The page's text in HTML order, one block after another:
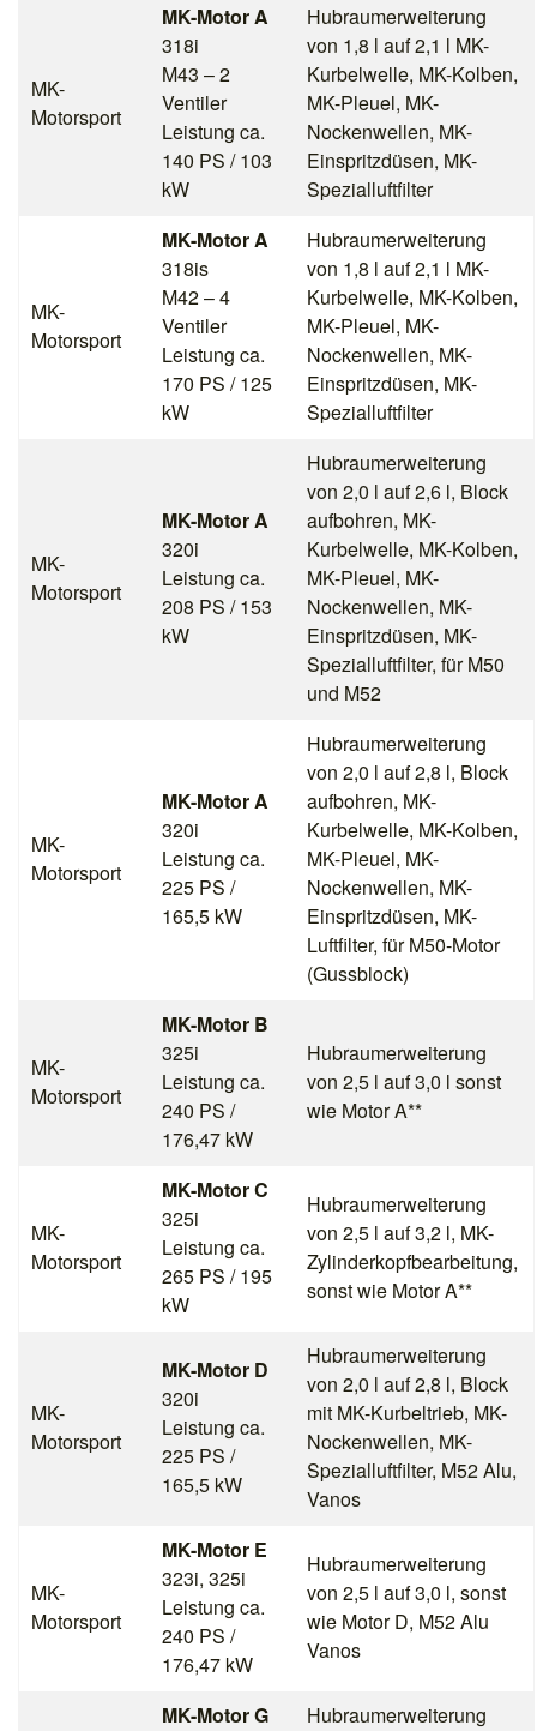
MK-
Motorsport
MK-Motor A
318i
M43 – 2
Ventiler
Leistung ca.
140 PS / 103
kW
Hubraumerweiterung
von 1,8 l auf 2,1 l MK-
Kurbelwelle, MK-Kolben,
MK-Pleuel, MK-
Nockenwellen, MK-
Einspritzdüsen, MK-
Spezialluftfilter
MK-
Motorsport
MK-Motor A
318is
M42 – 4
Ventiler
Leistung ca.
170 PS / 125
kW
Hubraumerweiterung
von 1,8 l auf 2,1 l MK-
Kurbelwelle, MK-Kolben,
MK-Pleuel, MK-
Nockenwellen, MK-
Einspritzdüsen, MK-
Spezialluftfilter
MK-
Motorsport
MK-Motor A
320i
Leistung ca.
208 PS / 153
kW
Hubraumerweiterung
von 2,0 l auf 2,6 l, Block
aufbohren, MK-
Kurbelwelle, MK-Kolben,
MK-Pleuel, MK-
Nockenwellen, MK-
Einspritzdüsen, MK-
Spezialluftfilter, für M50
und M52
MK-
Motorsport
MK-Motor A
320i
Leistung ca.
225 PS /
165,5 kW
Hubraumerweiterung
von 2,0 l auf 2,8 l, Block
aufbohren, MK-
Kurbelwelle, MK-Kolben,
MK-Pleuel, MK-
Nockenwellen, MK-
Einspritzdüsen, MK-
Luftfilter, für M50-Motor
(Gussblock)
MK-
Motorsport
MK-Motor B
325i
Leistung ca.
240 PS /
176,47 kW
Hubraumerweiterung
von 2,5 l auf 3,0 l sonst
wie Motor A**
MK-
Motorsport
MK-Motor C
325i
Leistung ca.
265 PS / 195
kW
Hubraumerweiterung
von 2,5 l auf 3,2 l, MK-
Zylinderkopfbearbeitung,
sonst wie Motor A**
MK-
Motorsport
MK-Motor D
320i
Leistung ca.
225 PS /
165,5 kW
Hubraumerweiterung
von 2,0 l auf 2,8 l, Block
mit MK-Kurbeltrieb, MK-
Nockenwellen, MK-
Spezialluftfilter, M52 Alu,
Vanos
MK-
Motorsport
MK-Motor E
323i, 325i
Leistung ca.
240 PS /
176,47 kW
Hubraumerweiterung
von 2,5 l auf 3,0 l, sonst
wie Motor D, M52 Alu
Vanos
MK-Motor G
Hubraumerweiterung